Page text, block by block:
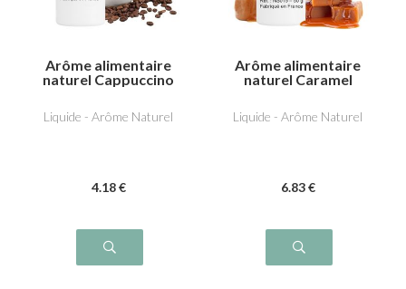
Arôme alimentaire
naturel Cappuccino
Liquide - Arôme Naturel
4.18 €
Arôme alimentaire
naturel Caramel
Liquide - Arôme Naturel
6.83 €